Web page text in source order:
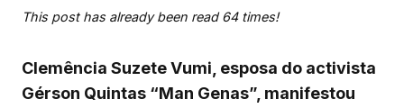
This post has already been read 64 times!
Clemência Suzete Vumi, esposa do activista
Gérson Quintas “Man Genas”, manifestou